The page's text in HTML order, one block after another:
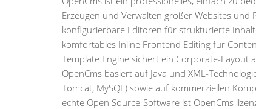
Erzeugen und Verwalten großer Websites
konfigurierbare Editoren für strukturierte
komfortables Inline Frontend Editing für
Template Engine sichert ein Corporate-Layout
OpenCms basiert auf Java und XML-
Tomcat, MySQL) sowie auf kommerziellen
echte Open Source-Software ist OpenCms